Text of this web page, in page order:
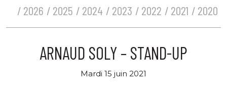
2026 2025 2024 2023 2022 2021 2020
ARNAUD SOLY – STAND-UP
Mardi 15 juin 2021